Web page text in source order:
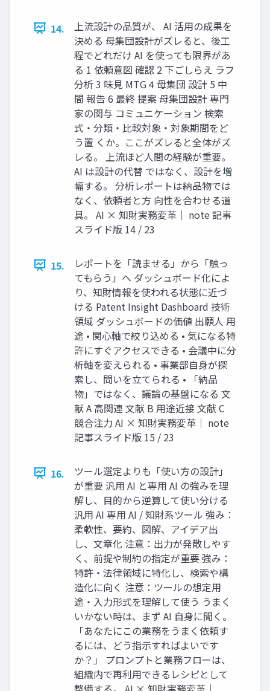
14.
上流設計の品質が、 AI 活用の成果を
決める 母集団設計がズレると、後工
程でどれだけ AI を使っても限界があ
る 1 依頼意図 確認 2 下ごしらえ ラフ
分析 3 味見 MTG 4 母集団 設計 5 中
間 報告 6 最終 提案 母集団設計 専門
家の関与 コミュニケーション 検索
式・分類・比較対象・対象期間をど
う置 くか。ここがズレると全体がズ
レる。 上流ほど人間の経験が重要。
AI は設計の代替 ではなく、設計を増
幅する。 分析レポートは納品物では
なく、依頼者と方 向性を合わせる道
具。 AI × 知財実務変革｜ note 記事
スライド版 14 / 23
15.
レポートを「読ませる」から「触っ
てもらう」へ ダッシュボード化によ
り、知財情報を使われる状態に近づ
ける Patent Insight Dashboard 技術
領域 ダッシュボードの価値 出願人 用
途 • 関心軸で絞り込める • 気になる特
許にすぐアクセスできる • 会議中に分
析軸を変えられる • 事業部自身が探
索し、問いを立てられる • 「納品
物」ではなく、議論の基盤になる 文
献 A 高関連 文献 B 用途近接 文献 C
競合注力 AI × 知財実務変革｜ note
記事スライド版 15 / 23
16.
ツール選定よりも「使い方の設計」
が重要 汎用 AI と専用 AI の強みを理
解し、目的から逆算して使い分ける
汎用 AI 専用 AI / 知財系ツール 強み：
柔軟性、要約、図解、アイデア出
し、文章化 注意：出力が発散しやす
く、前提や制約の指定が重要 強み：
特許・法律領域に特化し、検索や構
造化に向く 注意：ツールの想定用
途・入力形式を理解して使う うまく
いかない時は、まず AI 自身に聞く。
「あなたにこの業務をうまく依頼す
るには、どう指示すればよいです
か？」 プロンプトと業務フローは、
組織内で再利用できるレシピとして